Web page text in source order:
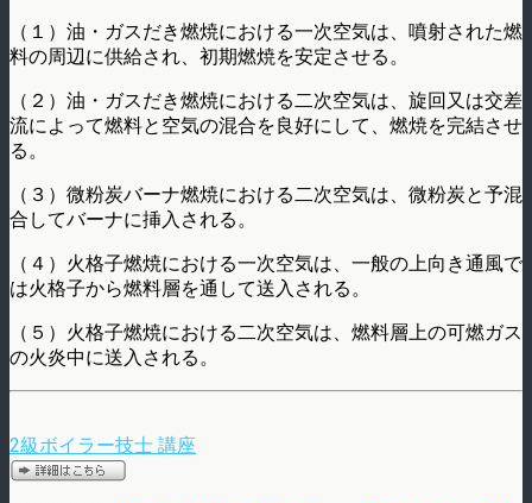
（１）油・ガスだき燃焼における一次空気は、噴射された燃
料の周辺に供給され、初期燃焼を安定させる。
（２）油・ガスだき燃焼における二次空気は、旋回又は交差
流によって燃料と空気の混合を良好にして、燃焼を完結させ
る。
（３）微粉炭バーナ燃焼における二次空気は、微粉炭と予混
合してバーナに挿入される。
（４）火格子燃焼における一次空気は、一般の上向き通風で
は火格子から燃料層を通して送入される。
（５）火格子燃焼における二次空気は、燃料層上の可燃ガス
の火炎中に送入される。
2級ボイラー技士 講座